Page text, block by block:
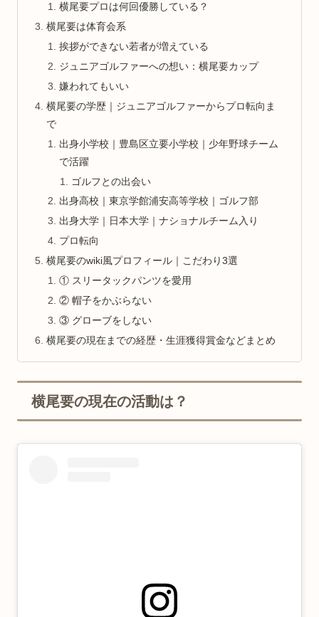
横尾要プロは何回優勝している？
横尾要は体育会系
挨拶ができない若者が増えている
ジュニアゴルファーへの想い：横尾要カップ
嫌われてもいい
横尾要の学歴｜ジュニアゴルファーからプロ転向ま
で
出身小学校｜豊島区立要小学校｜少年野球チーム
で活躍
ゴルフとの出会い
出身高校｜東京学館浦安高等学校｜ゴルフ部
出身大学｜日本大学｜ナショナルチーム入り
プロ転向
横尾要のwiki風プロフィール｜こだわり3選
① スリータックパンツを愛用
② 帽子をかぶらない
③ グローブをしない
横尾要の現在までの経歴・生涯獲得賞金などまとめ
横尾要の現在の活動は？